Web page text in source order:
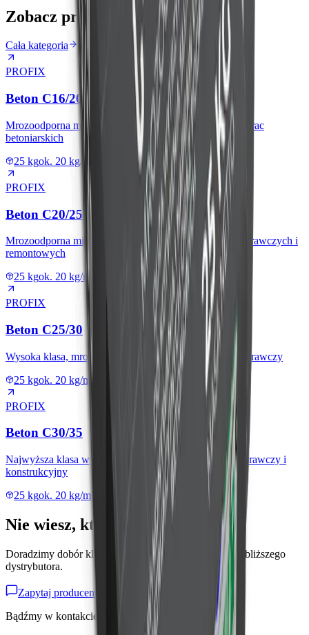
Zobacz produkty
Cała kategoria
PROFIX
Beton C16/20
Mrozoodporna mieszanka konstrukcyjna do typowych prac
betoniarskich
25 kgok. 20 kg/m² przy grubości 1 cm (min. 10 mm)
PROFIX
Beton C20/25
Mrozoodporna mieszanka do prac konstrukcyjnych, naprawczych i
remontowych
25 kgok. 20 kg/m² przy grubości 1 cm (min. 10 mm)
PROFIX
Beton C25/30
Wysoka klasa, mrozoodporny beton konstrukcyjny i naprawczy
25 kgok. 20 kg/m² przy grubości 1 cm (min. 10 mm)
PROFIX
Beton C30/35
Najwyższa klasa wytrzymałości, uniwersalny beton naprawczy i
konstrukcyjny
25 kgok. 20 kg/m² przy grubości 1 cm (min. 10 mm)
Nie wiesz, który beton zamówić?
Doradzimy dobór klasy do obciążeń i podpowiemy najbliższego
dystrybutora.
Zapytaj producenta
Bądźmy w kontakcie